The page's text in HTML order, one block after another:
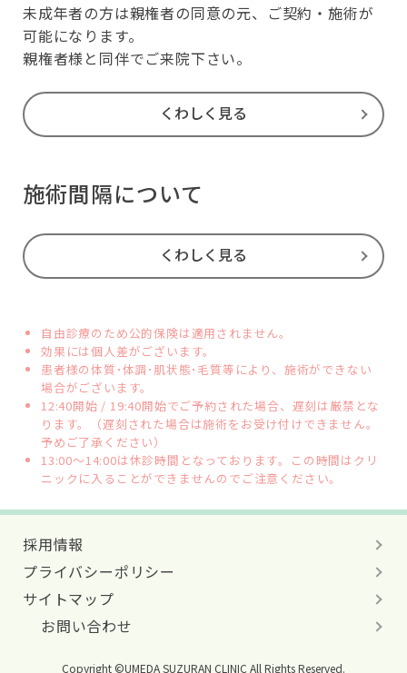
未成年者の方は親権者の同意の元、ご契約・施術が
可能になります。
親権者様と同伴でご来院下さい。
くわしく見る
施術間隔について
くわしく見る
自由診療のため公的保険は適用されません。
効果には個人差がございます。
患者様の体質･体調･肌状態･毛質等により、施術ができない
場合がございます。
12:40開始 / 19:40開始でご予約された場合、遅刻は厳禁とな
ります。（遅刻された場合は施術をお受け付けできません。
予めご了承ください）
13:00～14:00は休診時間となっております。この時間はクリ
ニックに入ることができませんのでご注意ください。
採用情報
プライバシーポリシー
サイトマップ
お問い合わせ
Copyright ©UMEDA SUZURAN CLINIC All Rights Reserved.